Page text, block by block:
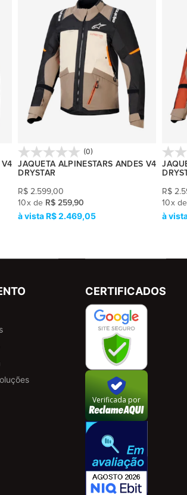
V4
(0)
JAQUETA ALPINESTARS ANDES V4
DRYSTAR
R$ 2.599,00
10x de R$ 259,90
R$ 2.469,05
R$
10x de
CERTIFICADOS
Verificada por